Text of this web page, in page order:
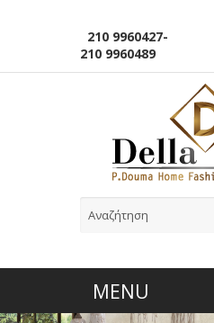
210 9960427-
210 9960489